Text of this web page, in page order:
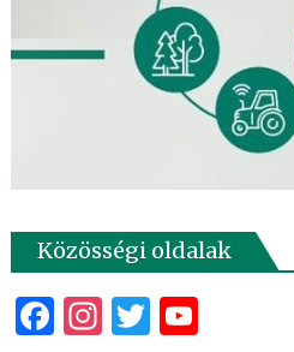
Közösségi oldalak
Facebook
Instagram
Twitter